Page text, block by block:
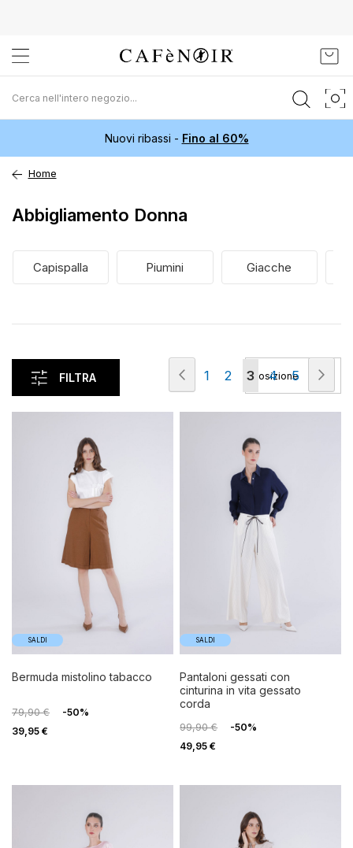
al
contenuto
Nuovi ribassi - Fino al 60%
Home
Abbigliamento Donna
Capispalla Piumini Giacche
FILTRA
SALDI
bermuda mistolino tabacco
79,90 €
-50%
39,95 €
SALDI
pantaloni gessati con
cinturina in vita gessato
corda
99,90 €
-50%
49,95 €
Pagina
Precedente
Pagina
1 Pagina
2 Attualmente
stai
leggendo
la
pagina
3 Pagina
4 Pagina
5